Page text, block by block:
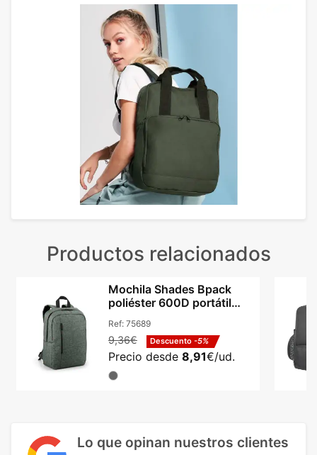
Productos relacionados
Mochila Shades Bpack
poliéster 600D portátil
Ref: 75689
9,36€ Descuento -5%
Precio desde 8,91€/ud.
Lo que opinan nuestros clientes